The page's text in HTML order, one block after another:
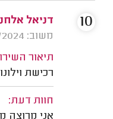
דניאל
משוב: 17/04/2024
תיאור
רכישת
חוות דעת:
אני מרוצה
10